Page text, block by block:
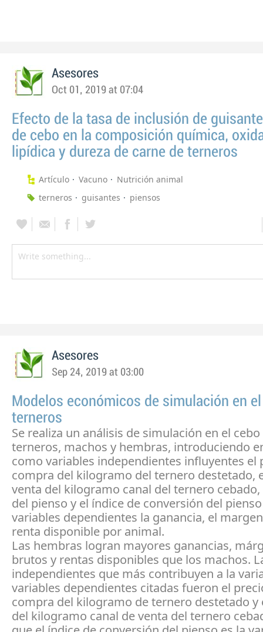
Asesores
Oct 01, 2019 at 07:04
Efecto de la tasa de inclusión de
de cebo en la composición química,
lipídica y dureza de carne de terneros
Artículo Vacuno
Nutrición animal
terneros
guisantes piensos
Asesores
Sep 24, 2019 at 03:00
Modelos económicos de simulación en
terneros
Se realiza un análisis de simulación en el cebo
terneros, machos y hembras, introduciendo
como variables independientes influyentes el
compra del kilogramo del ternero destetado,
venta del kilogramo canal del ternero
del pienso y el índice de conversión del
variables dependientes la ganancia, el
renta disponible por animal.
Las hembras logran mayores ganancias,
brutos y rentas disponibles que los machos.
independientes que más contribuyen a la
variables dependientes citadas fueron el
compra del kilogramo de ternero destetado y
del kilogramo canal de venta del ternero